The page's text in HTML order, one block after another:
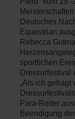
Deutsches
Equestrian
Rebecca
sportlichen
Dressurfestival
„Als ich gefragt
Para-Reiter
Beendigung